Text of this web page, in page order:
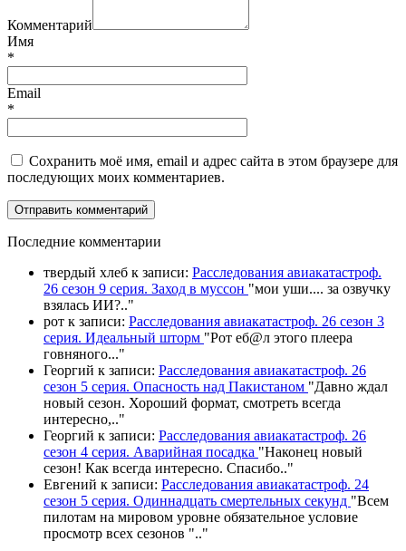
Комментарий
Имя
*
Email
*
Сохранить моё имя, email и адрес сайта в этом браузере для
последующих моих комментариев.
Последние комментарии
твердый хлеб к записи: Расследования авиакатастроф.
26 сезон 9 серия. Заход в муссон "мои уши.... за озвучку
взялась ИИ?.."
рот к записи: Расследования авиакатастроф. 26 сезон 3
серия. Идеальный шторм "Рот еб@л этого плеера
говняного..."
Георгий к записи: Расследования авиакатастроф. 26
сезон 5 серия. Опасность над Пакистаном "Давно ждал
новый сезон. Хороший формат, смотреть всегда
интересно,.."
Георгий к записи: Расследования авиакатастроф. 26
сезон 4 серия. Аварийная посадка "Наконец новый
сезон! Как всегда интересно. Спасибо.."
Евгений к записи: Расследования авиакатастроф. 24
сезон 5 серия. Одиннадцать смертельных секунд "Всем
пилотам на мировом уровне обязательное условие
просмотр всех сезонов ".."